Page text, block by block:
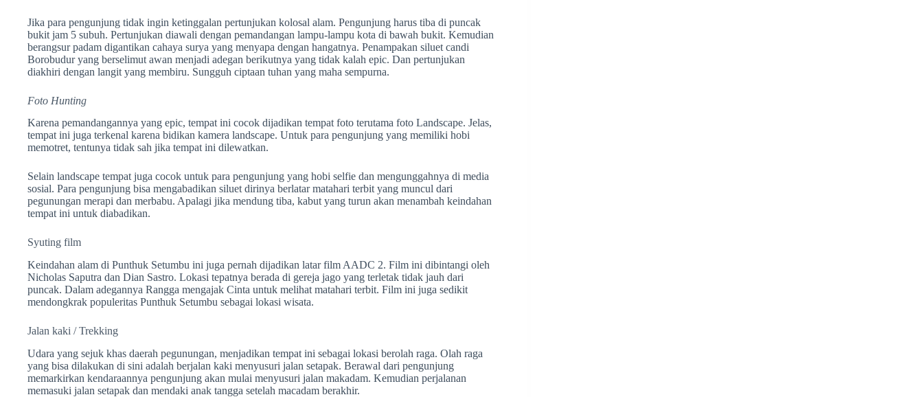
Jika para pengunjung tidak ingin ketinggalan pertunjukan kolosal alam. Pengunjung harus tiba di puncak
bukit jam 5 subuh. Pertunjukan diawali dengan pemandangan lampu-lampu kota di bawah bukit. Kemudian
berangsur padam digantikan cahaya surya yang menyapa dengan hangatnya. Penampakan siluet candi
Borobudur yang berselimut awan menjadi adegan berikutnya yang tidak kalah epic. Dan pertunjukan
diakhiri dengan langit yang membiru. Sungguh ciptaan tuhan yang maha sempurna.
Foto Hunting
Karena pemandangannya yang epic, tempat ini cocok dijadikan tempat foto terutama foto Landscape. Jelas,
tempat ini juga terkenal karena bidikan kamera landscape. Untuk para pengunjung yang memiliki hobi
memotret, tentunya tidak sah jika tempat ini dilewatkan.
Selain landscape tempat juga cocok untuk para pengunjung yang hobi selfie dan mengunggahnya di media
sosial. Para pengunjung bisa mengabadikan siluet dirinya berlatar matahari terbit yang muncul dari
pegunungan merapi dan merbabu. Apalagi jika mendung tiba, kabut yang turun akan menambah keindahan
tempat ini untuk diabadikan.
Syuting film
Keindahan alam di Punthuk Setumbu ini juga pernah dijadikan latar film AADC 2. Film ini dibintangi oleh
Nicholas Saputra dan Dian Sastro. Lokasi tepatnya berada di gereja jago yang terletak tidak jauh dari
puncak. Dalam adegannya Rangga mengajak Cinta untuk melihat matahari terbit. Film ini juga sedikit
mendongkrak populeritas Punthuk Setumbu sebagai lokasi wisata.
Jalan kaki / Trekking
Udara yang sejuk khas daerah pegunungan, menjadikan tempat ini sebagai lokasi berolah raga. Olah raga
yang bisa dilakukan di sini adalah berjalan kaki menyusuri jalan setapak. Berawal dari pengunjung
memarkirkan kendaraannya pengunjung akan mulai menyusuri jalan makadam. Kemudian perjalanan
memasuki jalan setapak dan mendaki anak tangga setelah macadam berakhir.